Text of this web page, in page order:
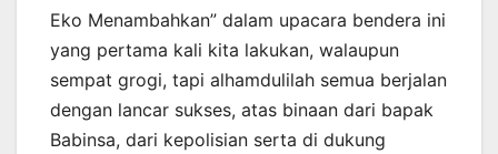
Eko Menambahkan” dalam upacara bendera ini
yang pertama kali kita lakukan, walaupun
sempat grogi, tapi alhamdulilah semua berjalan
dengan lancar sukses, atas binaan dari bapak
Babinsa, dari kepolisian serta di dukung